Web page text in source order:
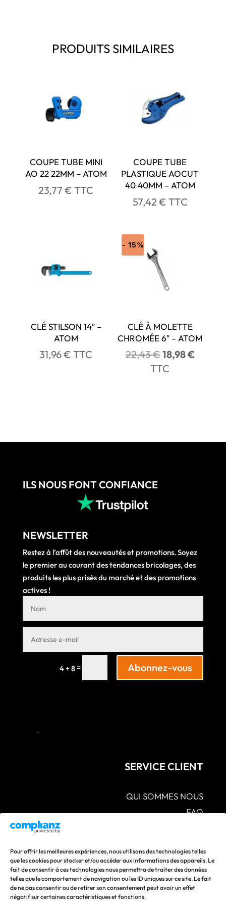
Pour offrir les meilleures expériences, nous utilisons des technologies telles
que les cookies pour stocker et/ou accéder aux informations des appareils. Le
fait de consentir à ces technologies nous permettra de traiter des données
telles que le comportement de navigation ou les ID uniques sur ce site. Le fait
de ne pas consentir ou de retirer son consentement peut avoir un effet
négatif sur certaines caractéristiques et fonctions.
PRODUITS SIMILAIRES
COUPE TUBE MINI
AO 22 22MM – ATOM
23,77€ TTC
COUPE TUBE
PLASTIQUE AOCUT
40 40MM – ATOM
57,42 € TTC
CLÉ STILSON 14″ –
ATOM
31,96€ TTC
- 15%
CLÉ À MOLETTE
CHROMÉE 6″ – ATOM
22,43€Le
prix
18,98€Le
TTC
ILS NOUS FONT CONFIANCE
NEWSLETTER
Restez à l’affût des nouveautés et promotions. Soyez
le premier au courant des tendances bricolages, des
produits les plus prisés du marché et des promotions
actives !
4 + 8= Abonnez-vous
SERVICE CLIENT
QUI SOMMES NOUS
FAQ
CGV – POLITIQUES DE CONFIDENTIALITÉ –
S.A.V POLITIQUE DE RETOUR ET DE
REMBOURSEMENT
CONTACTEZ-NOUS
Suivez nos actualités en vous abonnant à nos réseaux